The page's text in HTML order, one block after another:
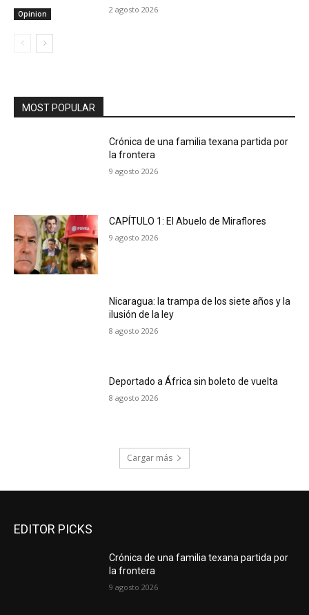
Opinion 2 agosto 2026
MOST POPULAR
Crónica de una familia texana partida por
la frontera
9 agosto 2026
CAPÍTULO 1: El Abuelo de Miraflores
9 agosto 2026
Nicaragua: la trampa de los siete años y la
ilusión de la ley
8 agosto 2026
Deportado a África sin boleto de vuelta
8 agosto 2026
Cargar más
EDITOR PICKS
Crónica de una familia texana partida por
la frontera
9 agosto 2026